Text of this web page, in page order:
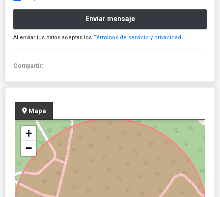
Enviar mensaje
Al enviar tus datos aceptas los Términos de servicio y privacidad
Compartir:
Mapa
+
−